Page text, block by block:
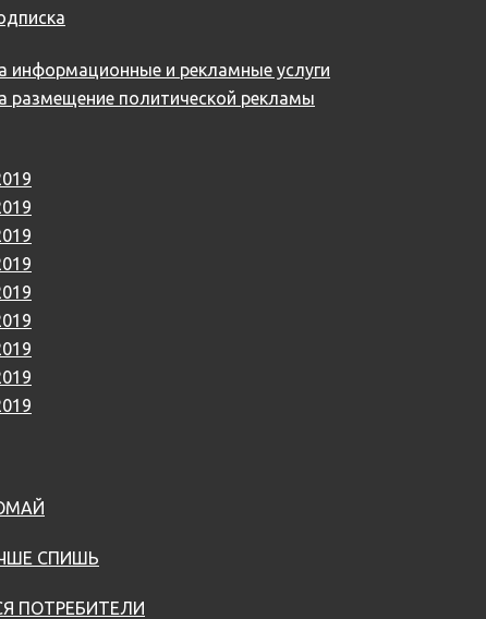
информационные и рекламные услуги
размещение политической рекламы
СПИШЬ
ПОТРЕБИТЕЛИ